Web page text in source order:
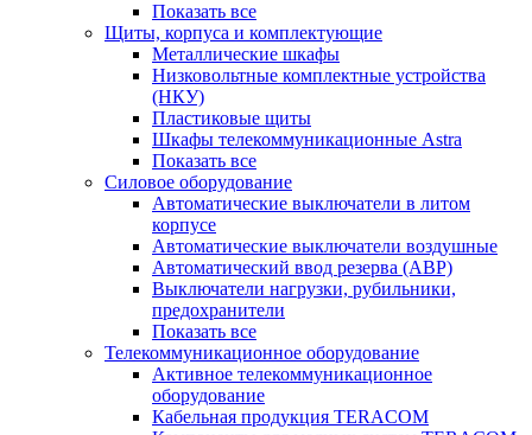
Показать все
Щиты, корпуса и комплектующие
Металлические шкафы
Низковольтные комплектные устройства
(НКУ)
Пластиковые щиты
Шкафы телекоммуникационные Astra
Показать все
Силовое оборудование
Автоматические выключатели в литом
корпусе
Автоматические выключатели воздушные
Автоматический ввод резерва (АВР)
Выключатели нагрузки, рубильники,
предохранители
Показать все
Телекоммуникационное оборудование
Активное телекоммуникационное
оборудование
Кабельная продукция TERACOM